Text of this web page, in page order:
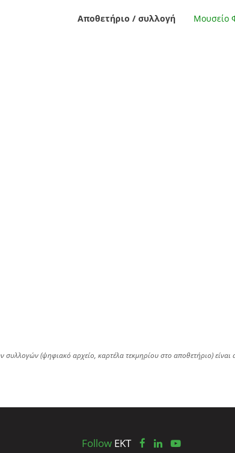
Αποθετήριο / συλλογή Μουσείο
(ψηφιακό αρχείο, καρτέλα τεκμηρίου στο αποθετήριο)
FollowEKT